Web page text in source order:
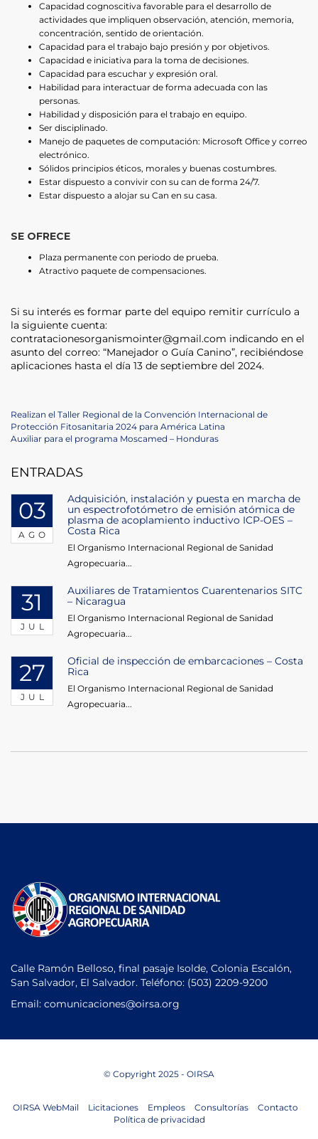
Capacidad cognoscitiva favorable para el desarrollo de
actividades que impliquen observación, atención, memoria,
concentración, sentido de orientación.
Capacidad para el trabajo bajo presión y por objetivos.
Capacidad e iniciativa para la toma de decisiones.
Capacidad para escuchar y expresión oral.
Habilidad para interactuar de forma adecuada con las
personas.
Habilidad y disposición para el trabajo en equipo.
Ser disciplinado.
Manejo de paquetes de computación: Microsoft Office y correo
electrónico.
Sólidos principios éticos, morales y buenas costumbres.
Estar dispuesto a convivir con su can de forma 24/7.
Estar dispuesto a alojar su Can en su casa.
SE OFRECE
Plaza permanente con periodo de prueba.
Atractivo paquete de compensaciones.
Si su interés es formar parte del equipo remitir currículo a
la siguiente cuenta:
contratacionesorganismointer@gmail.com indicando en el
asunto del correo: “Manejador o Guía Canino”, recibiéndose
aplicaciones hasta el día 13 de septiembre del 2024.
Navegación
de
entradas
Previous
Post
Realizan el Taller Regional de la Convención Internacional de
Protección Fitosanitaria 2024 para América Latina
Next
Auxiliar para el programa Moscamed – Honduras
ENTRADAS
03
AGO
Adquisición, instalación y puesta en marcha de
un espectrofotómetro de emisión atómica de
plasma de acoplamiento inductivo ICP-OES –
Costa Rica
El Organismo Internacional Regional de Sanidad
Agropecuaria...
31
JUL
Auxiliares de Tratamientos Cuarentenarios SITC
– Nicaragua
El Organismo Internacional Regional de Sanidad
Agropecuaria...
27
JUL
Oficial de inspección de embarcaciones – Costa
Rica
El Organismo Internacional Regional de Sanidad
Agropecuaria...
Calle Ramón Belloso, final pasaje Isolde, Colonia Escalón,
San Salvador, El Salvador. Teléfono: (503) 2209-9200
Email: comunicaciones@oirsa.org
© Copyright 2025 - OIRSA
OIRSA WebMail Licitaciones Empleos Consultorías
Contacto
Política de privacidad